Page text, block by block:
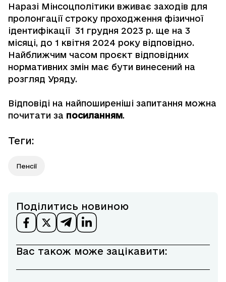
Наразі Мінсоцполітики вживає заходів для
пролонгації строку проходження фізичної
ідентифікації 31 грудня 2023 р. ще на 3
місяці, до 1 квітня 2024 року відповідно.
Найближчим часом проєкт відповідних
нормативних змін має бути винесений на
розгляд Уряду.
Відповіді на найпоширеніші запитання можна
почитати за посиланням.
Теги:
Пенсії
Поділитись новиною
Вас також може зацікавити: